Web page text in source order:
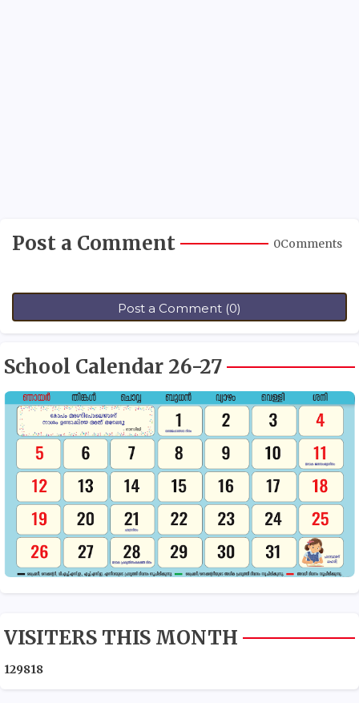
Post a Comment 0Comments
Post a Comment (0)
School Calendar 26-27
VISITERS THIS MONTH
129818